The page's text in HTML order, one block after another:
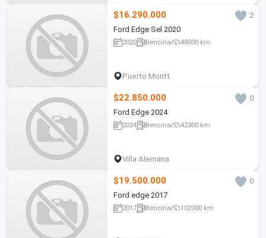
$16.290.000
2
Ford Edge Sel 2020
2020 Bencina 48000 km
Puerto Montt
$22.850.000
0
Ford Edge 2024
2024 Bencina 42300 km
Villa Alemana
$19.500.000
0
Ford edge 2017
2017 Bencina 102000 km